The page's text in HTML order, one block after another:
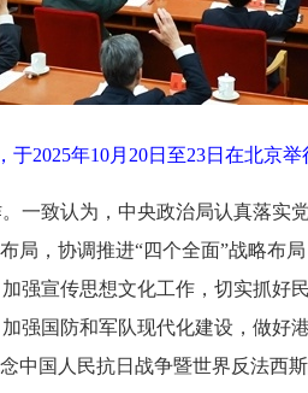
2025年10月20日至23日在北京举
一致认为，中央政治局认真落实
局，协调推进“四个全面”战略布
强宣传思想文化工作，切实抓好
强国防和军队现代化建设，做
中国人民抗日战争暨世界反法西